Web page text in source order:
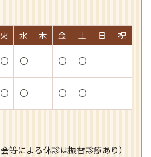
火 水 木 金 土 日
祝
〇 〇 ― 〇 〇 ― ―
〇 〇 ― 〇 〇 ― ―
等による休診は振替診療あり）